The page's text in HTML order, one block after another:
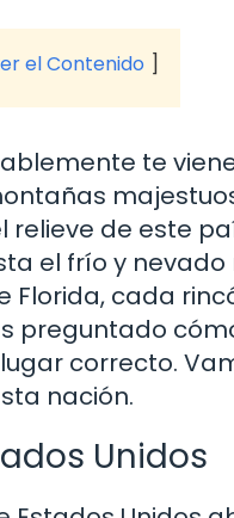
el Contenido
te
de este
el frío y
cada
preguntado
correcto.
nación.
Unidos